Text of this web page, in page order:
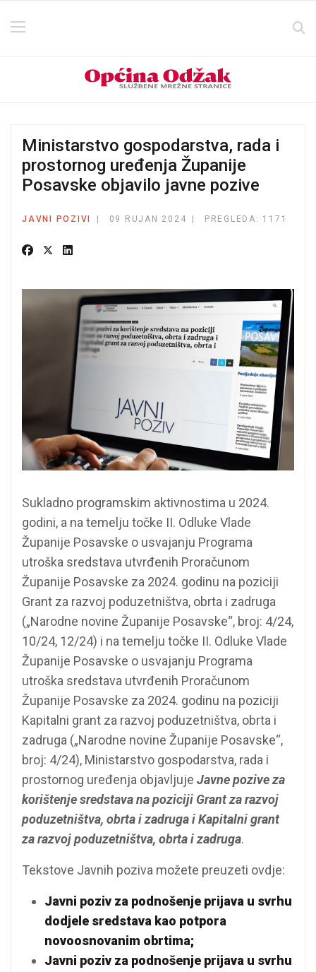
Ministarstvo gospodarstva, rada i
prostornog uređenja Županije
Posavske objavilo javne pozive
JAVNI POZIVI 09 RUJAN 2024 PREGLEDA: 1171
Sukladno programskim aktivnostima u 2024.
godini, a na temelju točke II. Odluke Vlade
Županije Posavske o usvajanju Programa
utroška sredstava utvrđenih Proračunom
Županije Posavske za 2024. godinu na poziciji
Grant za razvoj poduzetništva, obrta i zadruga
(„Narodne novine Županije Posavske“, broj: 4/24,
10/24, 12/24) i na temelju točke II. Odluke Vlade
Županije Posavske o usvajanju Programa
utroška sredstava utvrđenih Proračunom
Županije Posavske za 2024. godinu na poziciji
Kapitalni grant za razvoj poduzetništva, obrta i
zadruga („Narodne novine Županije Posavske“,
broj: 4/24), Ministarstvo gospodarstva, rada i
prostornog uređenja objavljuje Javne pozive za
korištenje sredstava na poziciji Grant za razvoj
poduzetništva, obrta i zadruga i Kapitalni grant
za razvoj poduzetništva, obrta i zadruga.
Tekstove Javnih poziva možete preuzeti ovdje:
Javni poziv za podnošenje prijava u svrhu
dodjele sredstava kao potpora
novoosnovanim obrtima;
Javni poziv za podnošenje prijava u svrhu